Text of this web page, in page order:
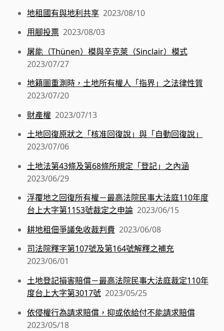
地租國有與地利共享2023/08/10
用腳投票2023/08/03
屠能（Thünen）模與辛克萊（Sinclair）模式
2023/07/27
地籍圖重測時，土地所有權人「指界」之法律性質
2023/07/20
財產權2023/07/13
土地回復原狀之「核准回復說」與「自動回復說」
2023/07/06
土地法第43條及第68條所規定「登記」之內涵
2023/06/29
浮覆地之回復所有權－最高法院民事大法庭110年度
台上大字第1153號裁定之申論2023/06/15
耕地租佃爭議免收裁判費 2023/06/08
司法院釋字第107號及第164號解釋之補充
2023/06/01
土地登記損害賠償－最高法院民事大法庭裁定110年
度台上大字第3017號2023/05/25
依侵權行為請求賠償，抑或依給付不能請求賠償
2023/05/18